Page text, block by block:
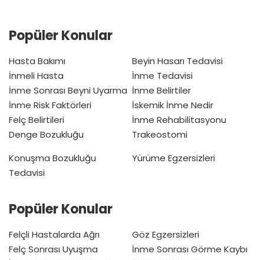
Popüler Konular
Hasta Bakımı
İnmeli Hasta
İnme Sonrası Beyni Uyarma
İnme Risk Faktörleri
Felç Belirtileri
Denge Bozukluğu
Beyin Hasarı Tedavisi
İnme Tedavisi
İnme Belirtiler
İskemik İnme Nedir
İnme Rehabilitasyonu
Trakeostomi
Konuşma Bozukluğu
Tedavisi
Yürüme Egzersizleri
Popüler Konular
Felçli Hastalarda Ağrı
Felç Sonrası Uyuşma
Göz Egzersizleri
İnme Sonrası Görme Kaybı